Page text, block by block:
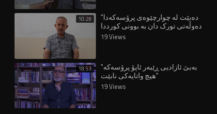
10:28 "دەبێت لە چوارچێوەی پرۆسەکەدا
دەوڵەتی تورک دان بە بوونی کورددا
بنێت"
19 Views
18:53 "بەبێ ئازادیی ڕێبەر ئاپۆ پرۆسەکە
هیچ واتایەکی نابێت"
19 Views